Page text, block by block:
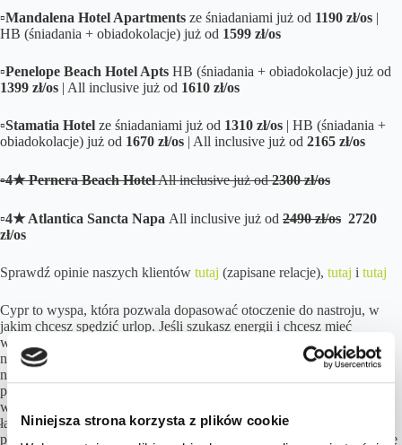
Niniejsza strona korzysta z plików cookie
▫️Mandalena Hotel Apartments ze śniadaniami już od 1190 zł/os |
HB (śniadania + obiadokolacje) już od 1599 zł/os
▫️Penelope Beach Hotel Apts HB (śniadania + obiadokolacje) już od
1399 zł/os | All inclusive już od 1610 zł/os
▫️Stamatia Hotel ze śniadaniami już od 1310 zł/os | HB (śniadania +
obiadokolacje) już od 1670 zł/os | All inclusive już od 2165 zł/os
▫️4★ Pernera Beach HotelAll inclusive już od2300 zł/os
▫️4★ Atlantica Sancta Napa All inclusive już od 2490 zł/os 2720
zł/os
Sprawdź opinie naszych klientów tutaj (zapisane relacje), tutaj i tutaj
Cypr to wyspa, która pozwala dopasować otoczenie do nastroju, w
jakim chcesz spędzić urlop. Jeśli szukasz energii i chcesz mieć
wszystko pod ręką, wybierz się do Ajia Napa – to serce wyspy, które
nigdy nie zasypia, oferując ogromny wybór knajp, barów i jedne z
najszerszych, jasnych plaż w tej części Europy. Z kolei Protaras to
propozycja o nieco spokojniejszym profilu, gdzie życie toczy się
wzdłuż nadmorskiej promenady i urokliwych, piaszczystych zatok z
łagodnym zejściem do wody. Obie lokalizacje dzieli zaledwie krótki
przejazd od spektakularnych klifów Cape Greco, co daje świetną bazę